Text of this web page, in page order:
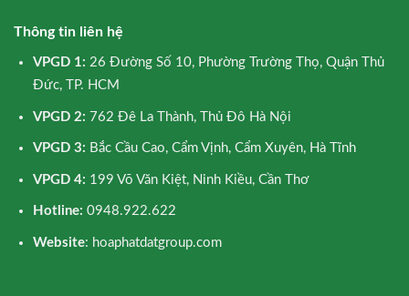
Thông tin liên hệ
VPGD 1: 26 Đường Số 10, Phường Trường Thọ, Quận Thủ
Đức, TP. HCM
VPGD 2: 762 Đê La Thành, Thủ Đô Hà Nội
VPGD 3: Bắc Cầu Cao, Cẩm Vịnh, Cẩm Xuyên, Hà Tĩnh
VPGD 4: 199 Võ Văn Kiệt, Ninh Kiều, Cần Thơ
Hotline: 0948.922.622
Website: hoaphatdatgroup.com